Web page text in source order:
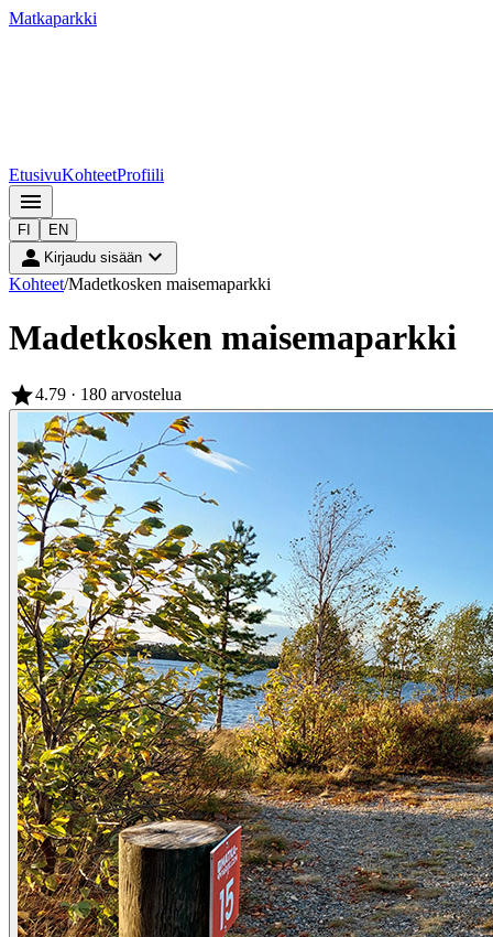
Matkaparkki
EtusivuKohteetProfiili
menu
FI EN
person Kirjaudu sisään expand_more
Kohteet/Madetkosken maisemaparkki
Madetkosken maisemaparkki
star4.79 · 180 arvostelua